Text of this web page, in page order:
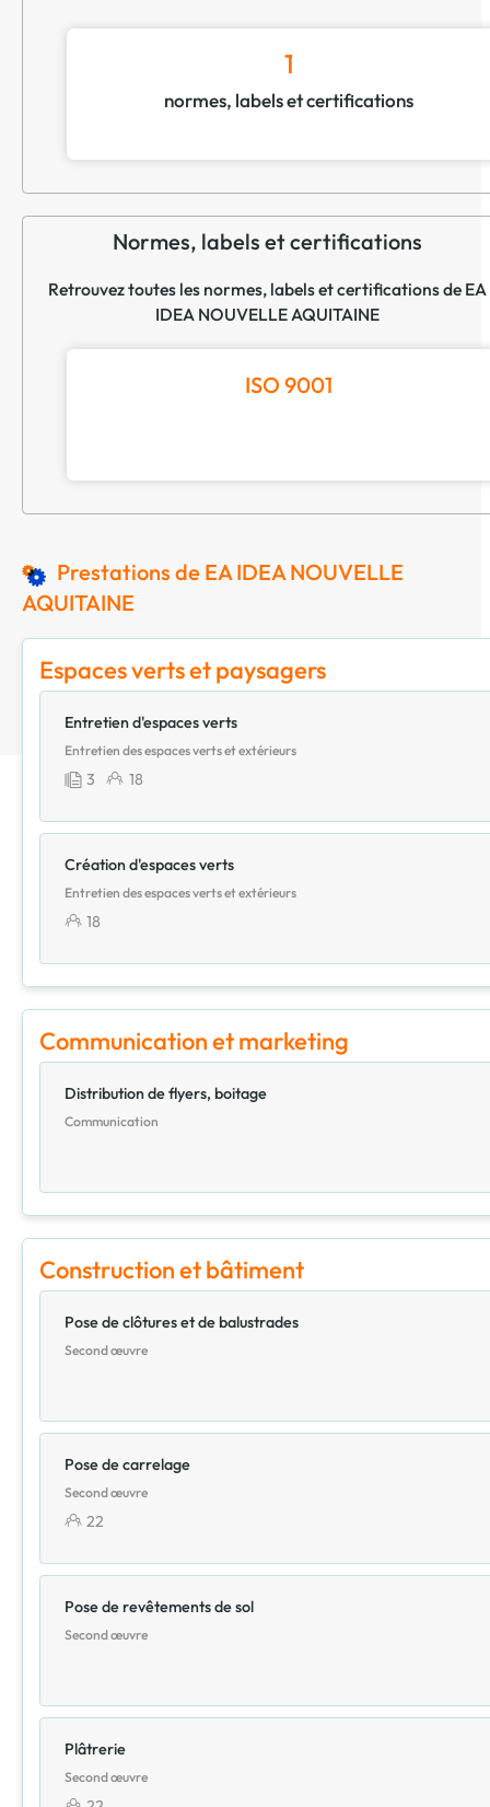
1
normes, labels et certifications
Normes, labels et certifications
Retrouvez toutes les normes, labels et certifications de EA
IDEA NOUVELLE AQUITAINE
ISO 9001
Prestations de EA IDEA NOUVELLE
AQUITAINE
Espaces verts et paysagers
Entretien d'espaces verts
Entretien des espaces verts et extérieurs
3 18
Création d'espaces verts
Entretien des espaces verts et extérieurs
18
Communication et marketing
Distribution de flyers, boitage
Communication
Construction et bâtiment
Pose de clôtures et de balustrades
Second œuvre
Pose de carrelage
Second œuvre
22
Pose de revêtements de sol
Second œuvre
Plâtrerie
Second œuvre